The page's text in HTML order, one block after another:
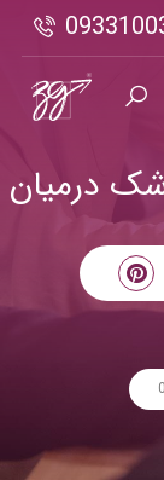
درمیان
0